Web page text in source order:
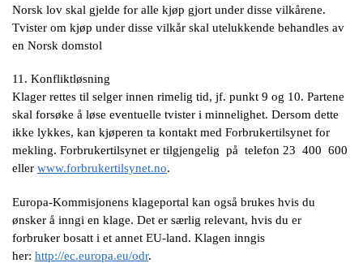
Norsk lov skal gjelde for alle kjøp gjort under disse vilkårene.
Tvister om kjøp under disse vilkår skal utelukkende behandles av
en Norsk domstol
11. Konfliktløsning
Klager rettes til selger innen rimelig tid, jf. punkt 9 og 10. Partene
skal forsøke å løse eventuelle tvister i minnelighet. Dersom dette
ikke lykkes, kan kjøperen ta kontakt med Forbrukertilsynet for
mekling. Forbrukertilsynet er tilgjengelig på telefon 23 400 600
eller www.forbrukertilsynet.no.
Europa-Kommisjonens klageportal kan også brukes hvis du
ønsker å inngi en klage. Det er særlig relevant, hvis du er
forbruker bosatt i et annet EU-land. Klagen inngis
her: http://ec.europa.eu/odr.